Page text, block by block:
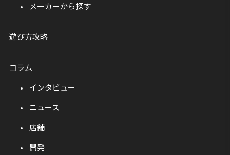
メーカーから探す
遊び方攻略
コラム
インタビュー
ニュース
店舗
開発